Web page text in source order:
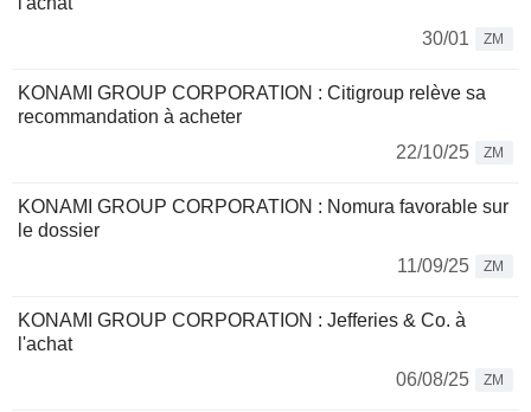
30/01
ZM
KONAMI GROUP CORPORATION : Citigroup relève sa
recommandation à acheter
22/10/25
ZM
KONAMI GROUP CORPORATION : Nomura favorable sur
le dossier
11/09/25
ZM
KONAMI GROUP CORPORATION : Jefferies & Co. à
l'achat
06/08/25
ZM